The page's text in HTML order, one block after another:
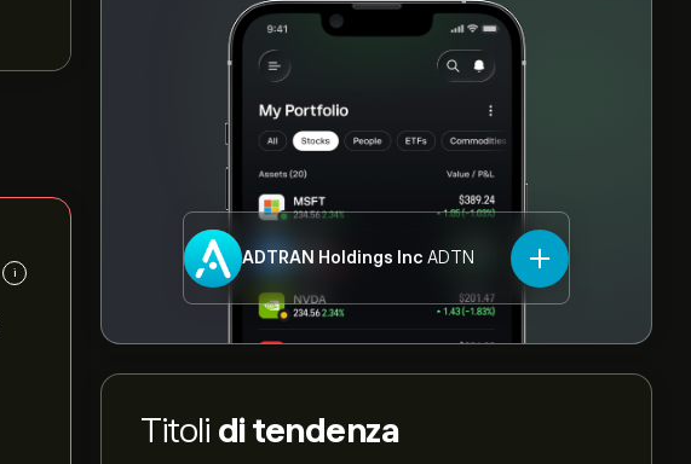
ADTRAN Holdings Inc ADTN
Titoli di tendenza
i